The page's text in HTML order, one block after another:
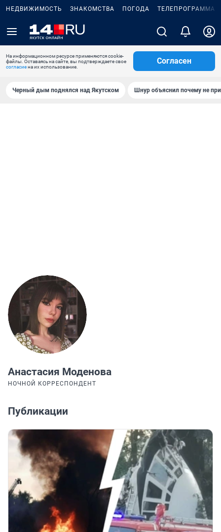
НЕДВИЖИМОСТЬ ЗНАКОМСТВА ПОГОДА ТЕЛЕПРОГРАММА
На информационном ресурсе применяются cookie-
файлы. Оставаясь на сайте, вы подтверждаете свое
согласиена их использование.
Согласен
Черный дым поднялся над Якутском Шнур объяснил почему не
Анастасия Моденова
НОЧНОЙ КОРРЕСПОНДЕНТ
Публикации